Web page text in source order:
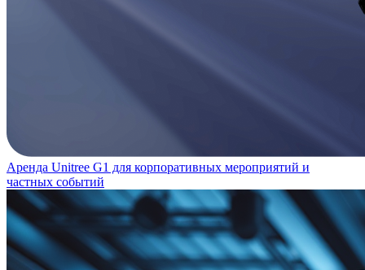
Аренда Unitree G1 для корпоративных мероприятий и
частных событий